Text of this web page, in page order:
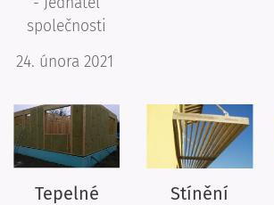
společnosti
24. února 2021
Tepelné
Stínění